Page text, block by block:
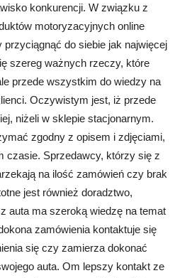
konkurencji. W związku z
motoryzacyjnych online
do siebie jak najwięcej
szereg ważnych rzeczy, które
przede wszystkim do wiedzy na
Oczywistym jest, iż przede
niżeli w sklepie stacjonarnym.
zgodny z opisem i zdjęciami,
czasie. Sprzedawcy, którzy się z
na ilość zamówień czy brak
jest również doradztwo,
auta ma szeroką wiedzę na temat
zamówienia kontaktuje się
się czy zamierza dokonać
auta. Om lepszy kontakt ze